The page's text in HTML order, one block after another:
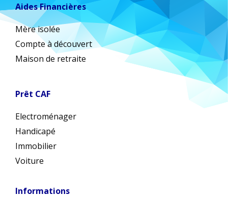
Aides Financières
Mère isolée
Compte à découvert
Maison de retraite
Prêt CAF
Electroménager
Handicapé
Immobilier
Voiture
Informations